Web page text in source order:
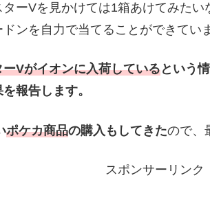
ーVを見かけては1箱あけてみた
ドンを自力で当てることができてい
Vがイオンに入荷しているという
報告します。
ポケカ商品の購入もしてきたので、
スポンサーリンク